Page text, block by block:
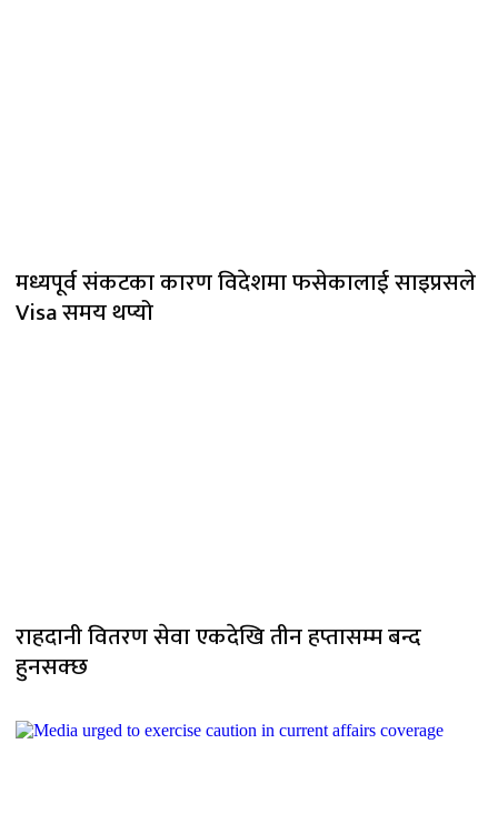
मध्यपूर्व संकटका कारण विदेशमा फसेकालाई साइप्रसले
Visa समय थप्यो
राहदानी वितरण सेवा एकदेखि तीन हप्तासम्म बन्द
हुनसक्छ